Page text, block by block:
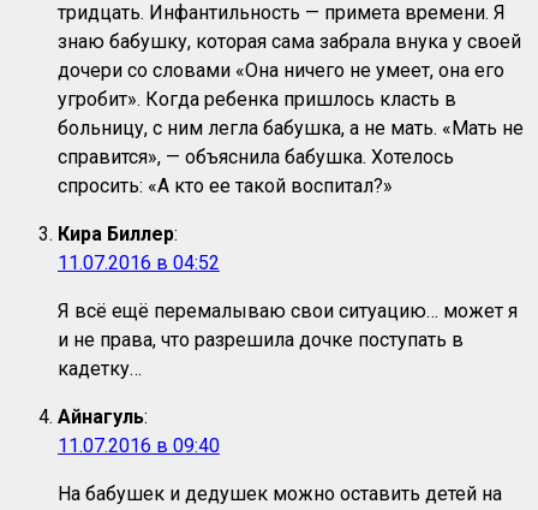
тридцать. Инфантильность — примета времени. Я
знаю бабушку, которая сама забрала внука у своей
дочери со словами «Она ничего не умеет, она его
угробит». Когда ребенка пришлось класть в
больницу, с ним легла бабушка, а не мать. «Мать не
справится», — объяснила бабушка. Хотелось
спросить: «А кто ее такой воспитал?»
Кира Биллер:
11.07.2016 в 04:52
Я всё ещё перемалываю свои ситуацию… может я
и не права, что разрешила дочке поступать в
кадетку…
Айнагуль:
11.07.2016 в 09:40
На бабушек и дедушек можно оставить детей на